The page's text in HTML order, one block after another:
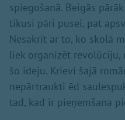
spiegošanā. Beigās
tikusi pāri pusei, pat
Nesakrīt ar to, ko skolā
liek organizēt revolūciju,
šo ideju. Krievi šajā
nepārtraukti ēd
tad, kad ir pieņemšana